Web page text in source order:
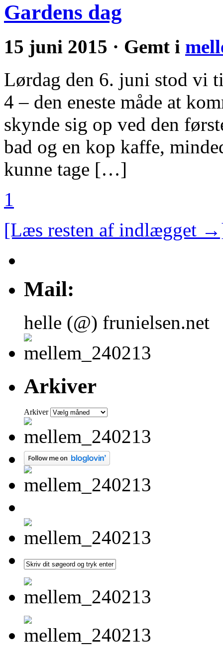
Gardens dag
15 juni 2015 · Gemt i
Lørdag den 6. juni stod vi
4 – den eneste måde at
skynde sig op ved den
bad og en kop kaffe,
kunne tage […]
1
[Læs resten af indlægget
Mail:
helle (@) frunielsen.net
Arkiver
Arkiver